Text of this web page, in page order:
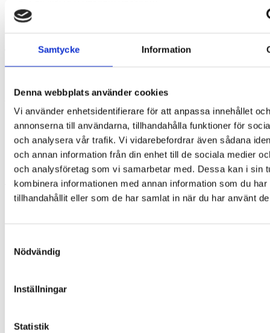
Samtycke Information
Denna webbplats använder cookies
Vi använder enhetsidentifierare för att anpassa innehållet och
annonserna till användarna, tillhandahålla funktioner för
och analysera vår trafik. Vi vidarebefordrar även sådana
och annan information från din enhet till de sociala medier
och analysföretag som vi samarbetar med. Dessa kan i sin
kombinera informationen med annan information som du har
tillhandahållit eller som de har samlat in när du har använt
Nödvändig
Inställningar
Statistik
Passar vanligtvis barn i åldern 0–2 år
Solglasögonen levereras i en genomtänkt och funktionell
Ask i kraftig kartong med lådfunktion
Mjuk filtpose med knappstängning
Putsduk med logotyp
Kort som bekräftar polarisering
Produktinformation ingår
Testad och certifierad kvalitet
Tredjepartstestade i laboratorium
UV400-skydd
Båge: ca 12,5 cm bred och 14 cm lång